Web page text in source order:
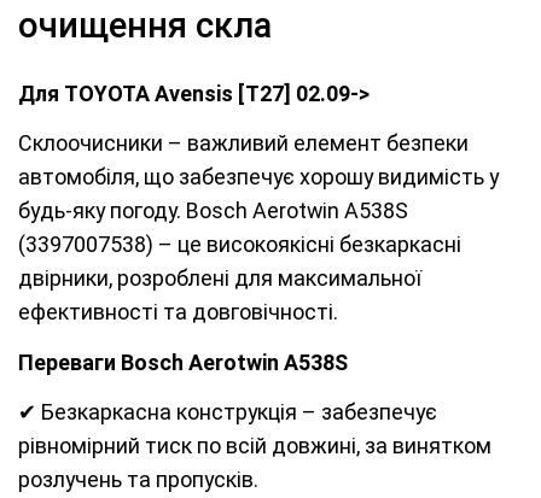
очищення скла
Для TOYOTA Avensis [T27] 02.09->
Склоочисники – важливий елемент безпеки
автомобіля, що забезпечує хорошу видимість у
будь-яку погоду. Bosch Aerotwin A538S
(3397007538) – це високоякісні безкаркасні
двірники, розроблені для максимальної
ефективності та довговічності.
Переваги Bosch Aerotwin A538S
✔ Безкаркасна конструкція – забезпечує
рівномірний тиск по всій довжині, за винятком
розлучень та пропусків.